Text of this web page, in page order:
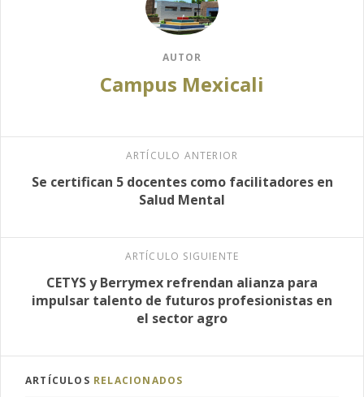
AUTOR
Campus Mexicali
ARTÍCULO ANTERIOR
Se certifican 5 docentes como facilitadores en
Salud Mental
ARTÍCULO SIGUIENTE
CETYS y Berrymex refrendan alianza para
impulsar talento de futuros profesionistas en
el sector agro
ARTÍCULOS RELACIONADOS